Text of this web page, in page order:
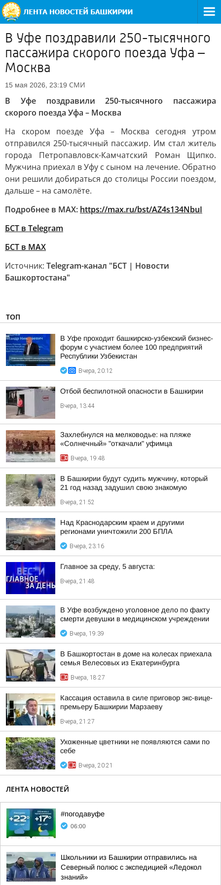
В Уфе поздравили 250-тысячного
пассажира скорого поезда Уфа –
Москва
15 мая 2026, 23:19 СМИ
В Уфе поздравили 250-тысячного пассажира
скорого поезда Уфа – Москва
На скором поезде Уфа – Москва сегодня утром
отправился 250-тысячный пассажир. Им стал житель
города Петропавловск-Камчатский Роман Щипко.
Мужчина приехал в Уфу с сыном на лечение. Обратно
они решили добираться до столицы России поездом,
дальше – на самолёте.
Подробнее в MAX: https://max.ru/bst/AZ4s134NbuI
БСТ в Telegram
БСТ в МАХ
Источник: Telegram-канал "БСТ | Новости
Башкортостана"
ТОП
В Уфе проходит башкирско-узбекский бизнес-
форум с участием более 100 предприятий
Республики Узбекистан
Вчера, 20:12
Отбой беспилотной опасности в Башкирии
Вчера, 13:44
Захлебнулся на мелководье: на пляже
«Солнечный» "откачали" уфимца
Вчера, 19:48
В Башкирии будут судить мужчину, который
21 год назад задушил свою знакомую
Вчера, 21:52
Над Краснодарским краем и другими
регионами уничтожили 200 БПЛА
Вчера, 23:16
Главное за среду, 5 августа:
Вчера, 21:48
В Уфе возбуждено уголовное дело по факту
смерти девушки в медицинском учреждении
Вчера, 19:39
В Башкортостан в доме на колесах приехала
семья Велесовых из Екатеринбурга
Вчера, 18:27
Кассация оставила в силе приговор экс-вице-
премьеру Башкирии Марзаеву
Вчера, 21:27
Ухоженные цветники не появляются сами по
себе
Вчера, 20:21
ЛЕНТА НОВОСТЕЙ
#погодавуфе
06:00
Школьники из Башкирии отправились на
Северный полюс с экспедицией «Ледокол
знаний»